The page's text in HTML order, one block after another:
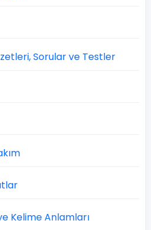
Sorular ve Testler
Kelime Anlamları